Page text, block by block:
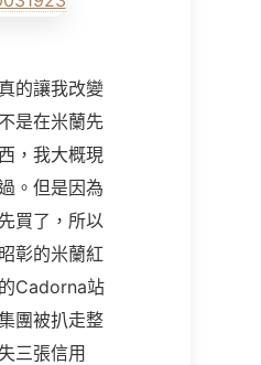
的讓我改變
是在米蘭先
，我大概現
。但是因為
買了，所以
彰的米蘭紅
Cadorna站
團被扒走整
三張信用